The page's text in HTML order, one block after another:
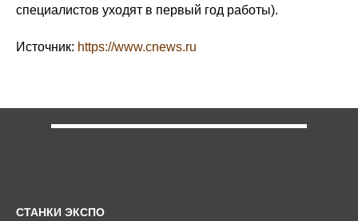
специалистов уходят в первый год работы).
Источник: https://www.cnews.ru
СТАНКИ ЭКСПО